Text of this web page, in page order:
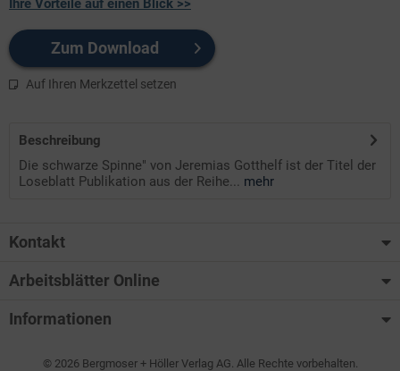
Ihre Vorteile auf einen Blick >>
Zum Download
Auf Ihren Merkzettel setzen
Beschreibung
Die schwarze Spinne" von Jeremias Gotthelf ist der Titel der
Loseblatt Publikation aus der Reihe... mehr
Kontakt
Arbeitsblätter Online
Informationen
© 2026 Bergmoser + Höller Verlag AG. Alle Rechte vorbehalten.